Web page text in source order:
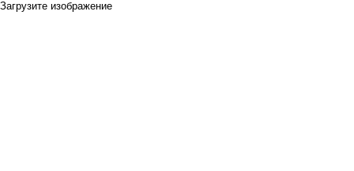
Загрузите изображение